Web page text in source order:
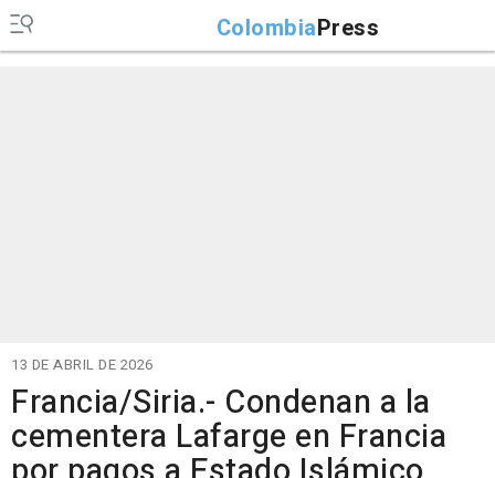
ColombiaPress
13 DE ABRIL DE 2026
Francia/Siria.- Condenan a la
cementera Lafarge en Francia